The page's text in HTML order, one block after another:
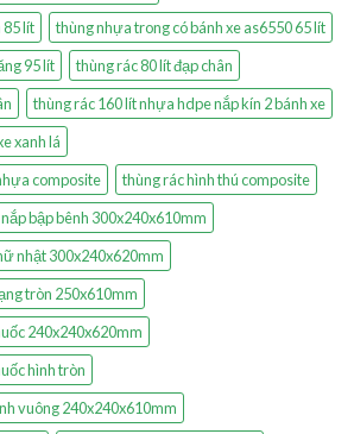
85 lít
thùng nhựa trong có bánh xe as6550 65 lít
95 lít
thùng rác 80 lít đạp chân
thùng rác 160 lít nhựa hdpe nắp kín 2 bánh xe
xanh lá
composite
thùng rác hình thú composite
bập bênh 300x240x610mm
nhật 300x240x620mm
tròn 250x610mm
240x240x620mm
hình tròn
vuông 240x240x610mm